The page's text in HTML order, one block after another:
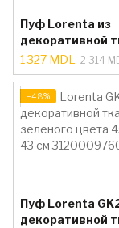
Пуф Lorenta из
декоративной
45x50x43 см
1 327 MDL 2 314
−48%
Пуф Lorenta
декоративной